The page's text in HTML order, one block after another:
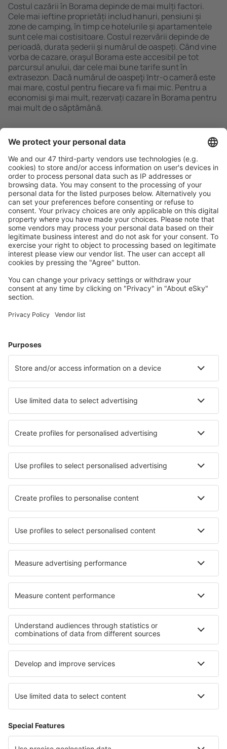
Costul cazării în Borama depinde de mai mulți factori.
Cele mai ieftine proprietăți includ hanuri, pensiuni și
zone de camping, în timp ce hotelurile și apartamentele
sunt cele mai costisitoare. Costul rezervării depinde de
perioadă, durata șederii și numărul de oaspeți. Când vine
vorba de cazare, oraşul Borama este accesibil pe tot
parcursul anului, dar cele mai bune tarife sunt în
extrasezon. Dacă numărul de oaspeţi ȋntr-o cameră este
mai mare, costul pentru fiecare va fi mai mic. Pentru a
economisi şi mai mult, rezervați cazare în Borama pentru
mai mult de o săptămână.
Caută rapid şi uşor
Ofertă adaptată aşteptărilor tale.
Planifică ȋn siguranţă
Rezervare fără griji cu opțiune gratuită de anulare.
Economiseşte mai mult
Prețuri atractive și oferte speciale pentru utilizatorii
conectați.
Cazarea preferată
apartamente și altele.
Cele mai căutate cazări de către utilizatorii eSky
Cazare în Somalia - Orașe populare
Cazare în Galcaio Cazare în Bossaso
Cazare în Erigavo Cazare în Garbaharey
Cazare în Mogadishu Cazare în Hargeisa
Cazare în Bardera
Cele mai bune locuri de cazare - orașe
Cazare în Caldes de Montbui Cazare în Norre Broby
Cazare în Glen Ridge Cazare în Isola delle Femmine
Cazare în Prato Cazare în Badaguas
Cazare în Crest Hill Cazare în Esenyurt
Cele mai bune locuri de cazare - regiuni
Cazare in Parcul Național Wigierski
Cazare în West Bohemian spa triangle